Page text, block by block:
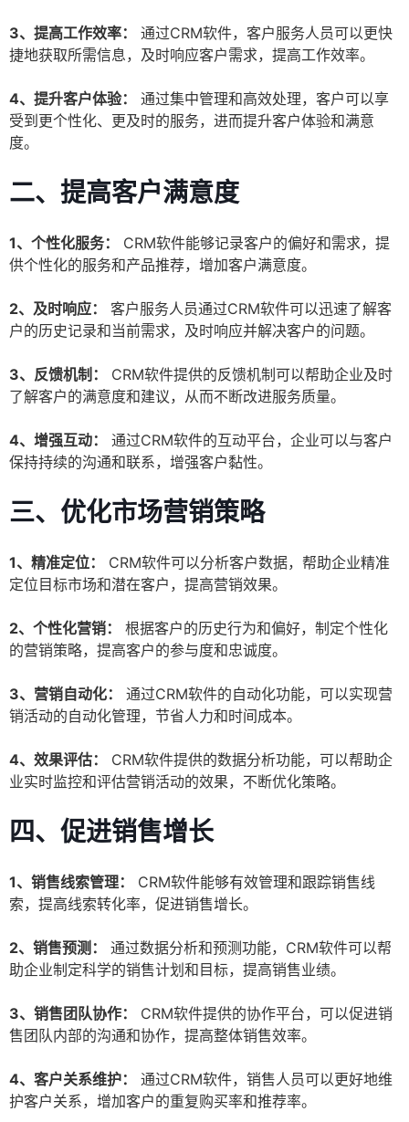
3、提高工作效率：
通过CRM软件，客户服务人员可以更快
捷地获取所需信息，及时响应客户需求，提高工作效率。
4、提升客户体验：
通过集中管理和高效处理，客户可以享
受到更个性化、更及时的服务，进而提升客户体验和满意
度。
二、提高客户满意度
1、个性化服务：
CRM软件能够记录客户的偏好和需求，提
供个性化的服务和产品推荐，增加客户满意度。
2、及时响应：
客户服务人员通过CRM软件可以迅速了解客
户的历史记录和当前需求，及时响应并解决客户的问题。
3、反馈机制：
CRM软件提供的反馈机制可以帮助企业及时
了解客户的满意度和建议，从而不断改进服务质量。
4、增强互动：
通过CRM软件的互动平台，企业可以与客户
保持持续的沟通和联系，增强客户黏性。
三、优化市场营销策略
1、精准定位：
CRM软件可以分析客户数据，帮助企业精准
定位目标市场和潜在客户，提高营销效果。
2、个性化营销：
根据客户的历史行为和偏好，制定个性化
的营销策略，提高客户的参与度和忠诚度。
3、营销自动化：
通过CRM软件的自动化功能，可以实现营
销活动的自动化管理，节省人力和时间成本。
4、效果评估：
CRM软件提供的数据分析功能，可以帮助企
业实时监控和评估营销活动的效果，不断优化策略。
四、促进销售增长
1、销售线索管理：
CRM软件能够有效管理和跟踪销售线
索，提高线索转化率，促进销售增长。
2、销售预测：
通过数据分析和预测功能，CRM软件可以帮
助企业制定科学的销售计划和目标，提高销售业绩。
3、销售团队协作：
CRM软件提供的协作平台，可以促进销
售团队内部的沟通和协作，提高整体销售效率。
4、客户关系维护：
通过CRM软件，销售人员可以更好地维
护客户关系，增加客户的重复购买率和推荐率。